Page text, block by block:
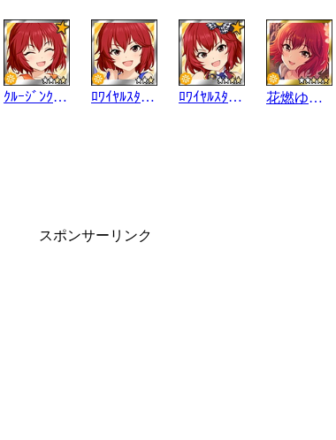
ｸﾙｰｼﾞﾝｸﾞﾘﾎﾟｰﾄ･S ﾛﾜｲﾔﾙｽﾀｲﾙNB ﾛﾜｲﾔﾙｽﾀｲﾙNB 花燃ゆる頃
スポンサーリンク